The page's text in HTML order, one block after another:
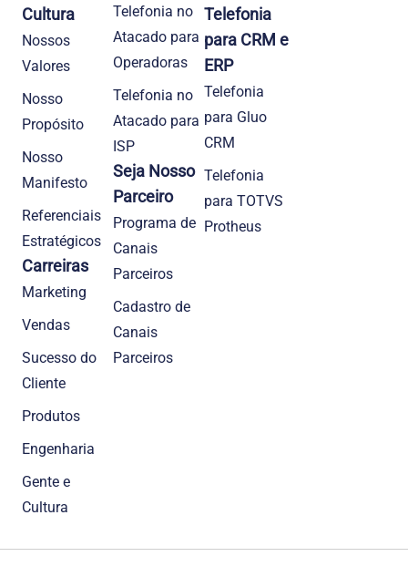
Cultura
Nossos
Valores
Nosso
Propósito
Nosso
Manifesto
Referenciais
Estratégicos
Carreiras
Marketing
Vendas
Sucesso do
Cliente
Produtos
Engenharia
Gente e
Cultura
Telefonia no
Atacado para
Operadoras
Telefonia no
Atacado para
ISP
Seja Nosso
Parceiro
Programa de
Canais
Parceiros
Cadastro de
Canais
Parceiros
Telefonia
para CRM e
ERP
Telefonia
para Gluo
CRM
Telefonia
para TOTVS
Protheus